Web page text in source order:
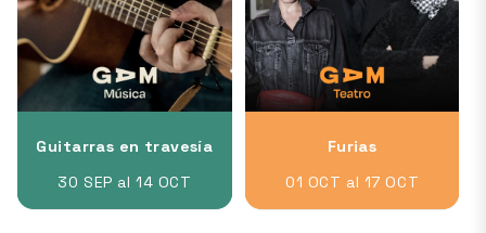
Guitarras en travesía
30 SEP al 14 OCT
Furias
01 OCT al 17 OCT